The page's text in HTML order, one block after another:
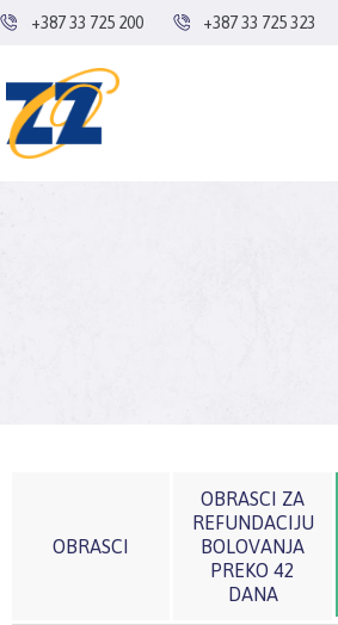
+387 33 725 200 +387 33 725 323
OBRASCI
OBRASCI ZA
REFUNDACIJU
BOLOVANJA
PREKO 42
DANA